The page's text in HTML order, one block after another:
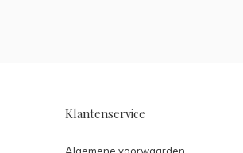
Klantenservice
Algemene voorwaarden